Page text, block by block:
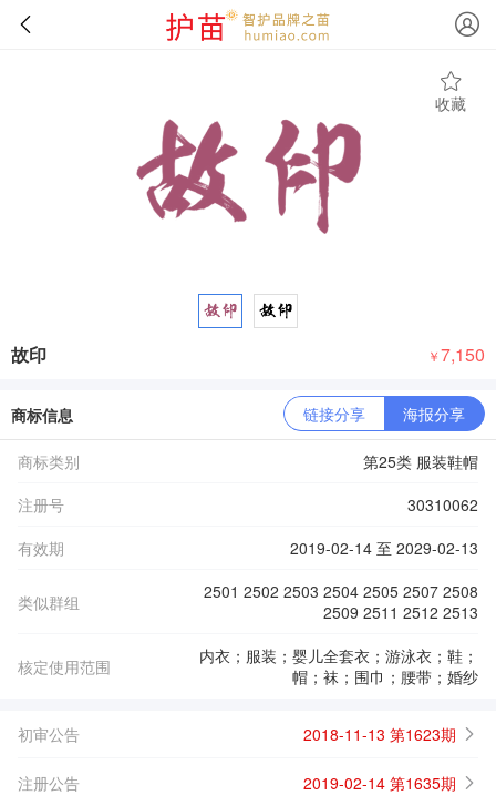
收藏
故印 ￥7,150
商标信息 链接分享 海报分享
商标类别
第25类 服装鞋帽
注册号
30310062
有效期
2019-02-14 至 2029-02-13
类似群组
2501 2502 2503 2504 2505 2507 2508
2509 2511 2512 2513
核定使用范围
内衣；服装；婴儿全套衣；游泳衣；鞋；
帽；袜；围巾；腰带；婚纱
初审公告 2018-11-13 第1623期
注册公告 2019-02-14 第1635期